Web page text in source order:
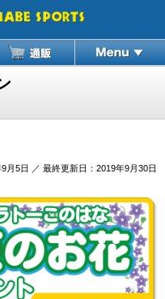
月5日 ／ 最終更新日：2019年9月30日